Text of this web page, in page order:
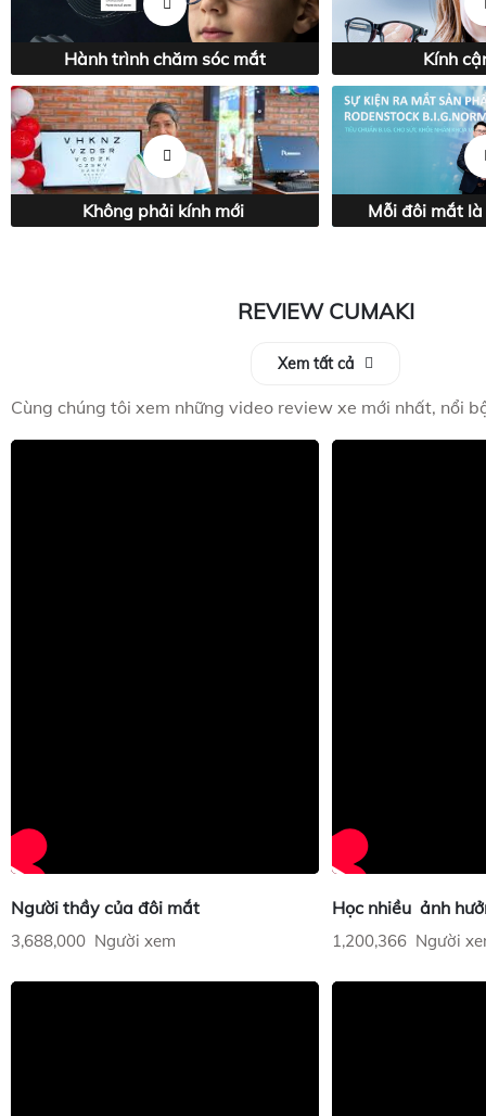
Hành trình chăm sóc mắt Kính
Không phải kính mới Mỗi đôi mắt
REVIEW CUMAKI
Xem tất cả
Cùng chúng tôi xem những video review xe mới nhất, nổi
Người thầy của đôi mắt
3,688,000 Người xem
Học nhiều ảnh
1,200,366 Người